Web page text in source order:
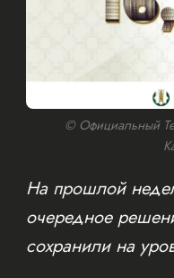
© Официальный
На прошлой
очередное
сохранили на